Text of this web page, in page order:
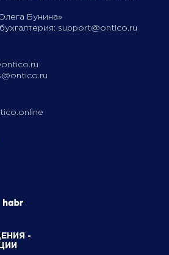
Бунина»
support@ontico.ru